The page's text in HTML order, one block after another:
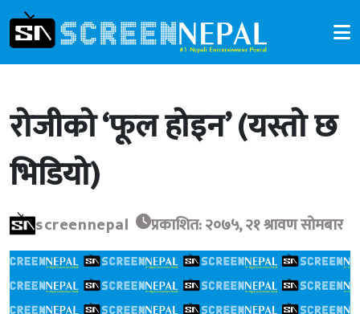
रोजीको ‘फूल होइन’ (यस्तो छ
भिडियो)
screennepal प्रकाशित: २०७५, २१ श्रावण सोमबार